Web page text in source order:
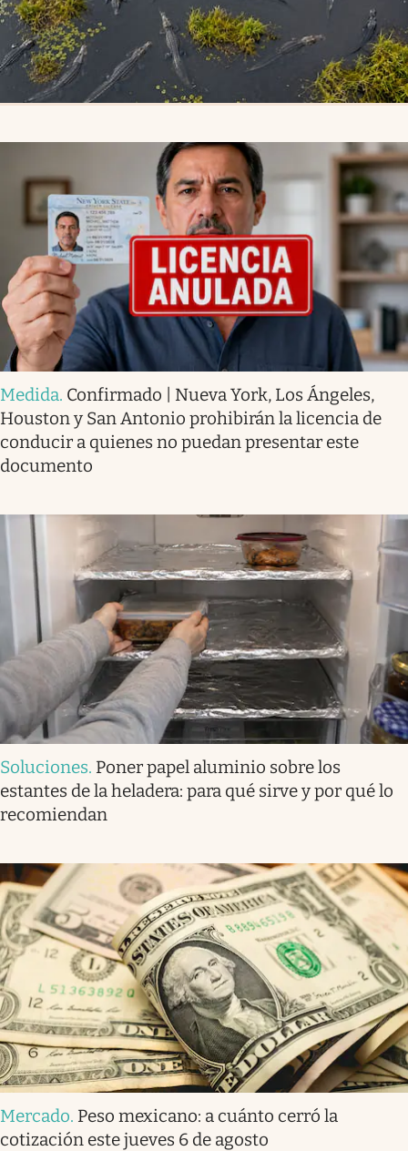
Medida. Confirmado | Nueva York, Los Ángeles,
Houston y San Antonio prohibirán la licencia de
conducir a quienes no puedan presentar este
documento
Soluciones. Poner papel aluminio sobre los
estantes de la heladera: para qué sirve y por qué lo
recomiendan
Mercado. Peso mexicano: a cuánto cerró la
cotización este jueves 6 de agosto